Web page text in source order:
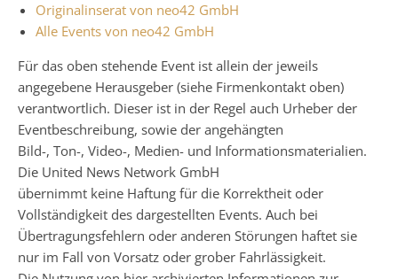
Originalinserat von neo42 GmbH
Alle Events von neo42 GmbH
Für das oben stehende Event ist allein der jeweils
angegebene Herausgeber (siehe Firmenkontakt oben)
verantwortlich. Dieser ist in der Regel auch Urheber der
Eventbeschreibung, sowie der angehängten
Bild-, Ton-, Video-, Medien- und Informationsmaterialien.
Die United News Network GmbH
übernimmt keine Haftung für die Korrektheit oder
Vollständigkeit des dargestellten Events. Auch bei
Übertragungsfehlern oder anderen Störungen haftet sie
nur im Fall von Vorsatz oder grober Fahrlässigkeit.